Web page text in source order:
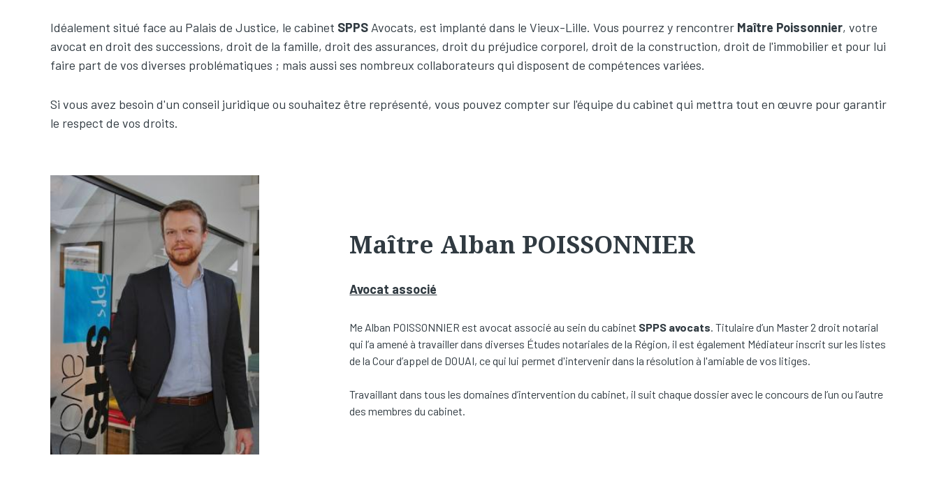
Idéalement situé face au Palais de Justice, le cabinet SPPS Avocats, est implanté dans le Vieux-Lille. Vous pourrez y rencontrer Maître Poissonnier, votre
avocat en droit des successions, droit de la famille, droit des assurances, droit du préjudice corporel, droit de la construction, droit de l'immobilier et pour lui
faire part de vos diverses problématiques ; mais aussi ses nombreux collaborateurs qui disposent de compétences variées.
Si vous avez besoin d'un conseil juridique ou souhaitez être représenté, vous pouvez compter sur l'équipe du cabinet qui mettra tout en œuvre pour garantir
le respect de vos droits.
Maître Alban POISSONNIER
Avocat associé
Me Alban POISSONNIER est avocat associé au sein du cabinet SPPS avocats. Titulaire d’un Master 2 droit notarial
qui l’a amené à travailler dans diverses Études notariales de la Région, il est également Médiateur inscrit sur les listes
de la Cour d’appel de DOUAI, ce qui lui permet d'intervenir dans la résolution à l'amiable de vos litiges.
Travaillant dans tous les domaines d’intervention du cabinet, il suit chaque dossier avec le concours de l’un ou l’autre
des membres du cabinet.